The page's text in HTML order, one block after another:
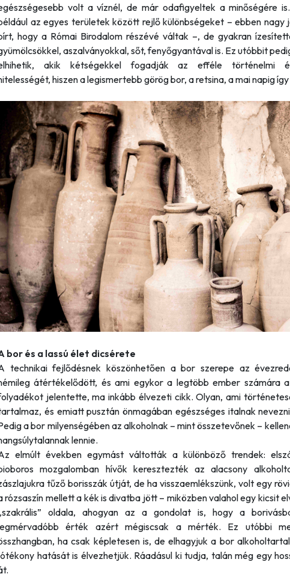
volt a víznél, de már odafigyeltek a minőségére
az egyes területek között rejlő különbségeket – ebben nagy
hogy a Római Birodalom részévé váltak –, de gyakran
aszalványokkal, sőt, fenyőgyantával is. Ez utóbbit
akik kétségekkel fogadják az efféle történelmi
hiszen a legismertebb görög bor, a retsina, a mai napig így
bor és a lassú élet dicsérete
technikai fejlődésnek köszönhetően a bor szerepe az
átértékelődött, és ami egykor a legtöbb ember számára
jelentette, ma inkább élvezeti cikk. Olyan, ami
és emiatt pusztán önmagában egészséges italnak
a bor milyenségében az alkoholnak – mint összetevőnek –
lennie.
elmúlt években egymást váltották a különböző trendek:
mozgalomban hívők keresztezték az alacsony
tűző borisszák útját, de ha visszaemlékszünk, volt egy
rózsaszín mellett a kék is divatba jött – miközben valahol egy kicsit
oldala, ahogyan az a gondolat is, hogy a
érték azért mégiscsak a mérték. Ez utóbbi
ha csak képletesen is, de elhagyjuk a bor
hatását is élvezhetjük. Ráadásul ki tudja, talán még egy